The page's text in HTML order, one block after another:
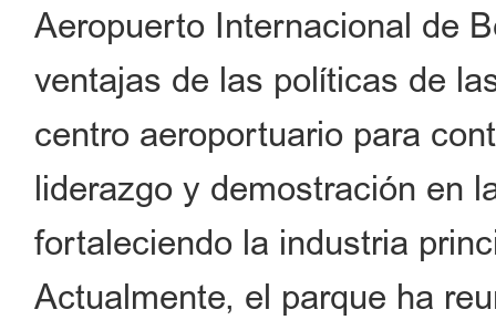
Aeropuerto Internacional de
ventajas de las políticas de
centro aeroportuario para
liderazgo y demostración en
fortaleciendo la industria
Actualmente, el parque ha